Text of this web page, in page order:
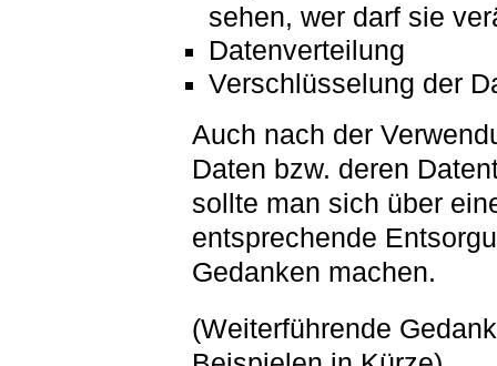
sehen, wer darf sie
Datenverteilung
Verschlüsselung der
Auch nach der
Daten bzw. deren
sollte man sich über
entsprechende
Gedanken machen.
(Weiterführende